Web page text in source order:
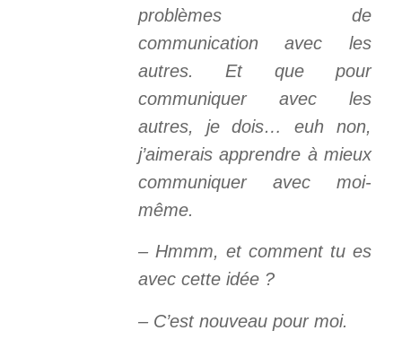
problèmes de
communication avec les
autres. Et que pour
communiquer avec les
autres, je dois… euh non,
j’aimerais apprendre à mieux
communiquer avec moi-
même.
– Hmmm, et comment tu es
avec cette idée ?
– C’est nouveau pour moi.